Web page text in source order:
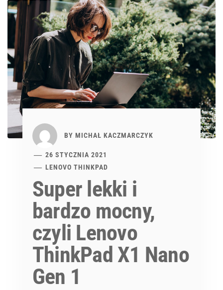
BY MICHAŁ KACZMARCZYK
26 STYCZNIA 2021
LENOVO THINKPAD
Super lekki i
bardzo mocny,
czyli Lenovo
ThinkPad X1 Nano
Gen 1